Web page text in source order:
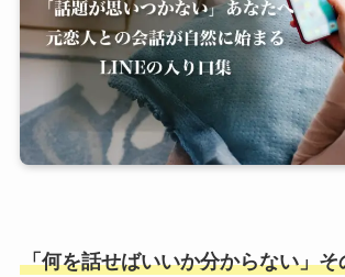
「何を話せばいいか分からない」そ